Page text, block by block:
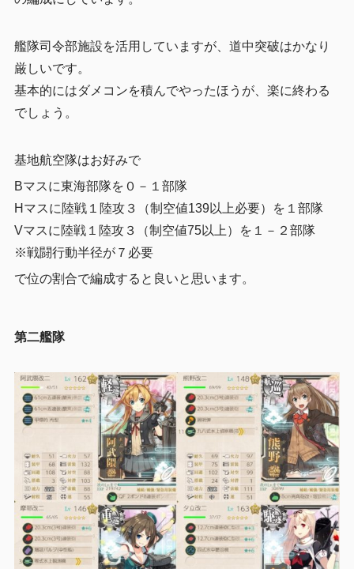
艦隊司令部施設を活用していますが、道中突破はかなり
厳しいです。
基本的にはダメコンを積んでやったほうが、楽に終わる
でしょう。
基地航空隊はお好みで
Bマスに東海部隊を０－１部隊
Hマスに陸戦１陸攻３（制空値139以上必要）を１部隊
Vマスに陸戦１陸攻３（制空値75以上）を１－２部隊
※戦闘行動半径が７必要
で位の割合で編成すると良いと思います。
第二艦隊